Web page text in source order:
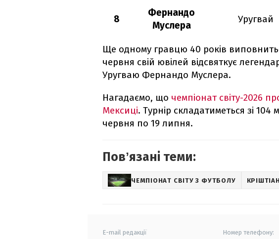
8
Фернандо
Муслера
Уругвай
Ще одному гравцю 40 років
червня свій ювілей відсвяткує
Уругваю Фернандо Муслера.
Нагадаємо, що чемпіонат світу-2026
Мексиці. Турнір складатиметься зі 104
червня по 19 липня.
Повʼязані теми:
ЧЕМПІОНАТ СВІТУ З ФУТБОЛУ
E-mail редакції Номер телефону: